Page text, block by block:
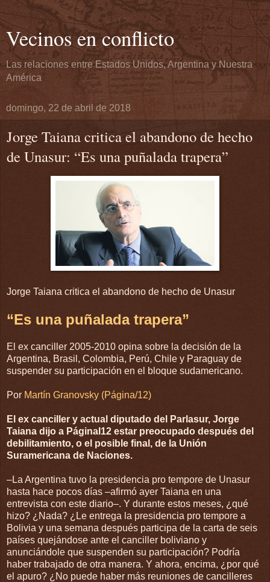
Vecinos en conflicto
Las relaciones entre Estados Unidos, Argentina y Nuestra
América
domingo, 22 de abril de 2018
Jorge Taiana critica el abandono de hecho
de Unasur: “Es una puñalada trapera”
Jorge Taiana critica el abandono de hecho de Unasur
“Es una puñalada trapera”
El ex canciller 2005-2010 opina sobre la decisión de la
Argentina, Brasil, Colombia, Perú, Chile y Paraguay de
suspender su participación en el bloque sudamericano.
Por Martín Granovsky (Página/12)
El ex canciller y actual diputado del Parlasur, Jorge
Taiana dijo a PáginaI12 estar preocupado después del
debilitamiento, o el posible final, de la Unión
Suramericana de Naciones.
–La Argentina tuvo la presidencia pro tempore de Unasur
hasta hace pocos días –afirmó ayer Taiana en una
entrevista con este diario–. Y durante estos meses, ¿qué
hizo? ¿Nada? ¿Le entrega la presidencia pro tempore a
Bolivia y una semana después participa de la carta de seis
países quejándose ante el canciller boliviano y
anunciándole que suspenden su participación? Podría
haber trabajado de otra manera. Y ahora, encima, ¿por qué
el apuro? ¿No puede haber más reuniones de cancilleres